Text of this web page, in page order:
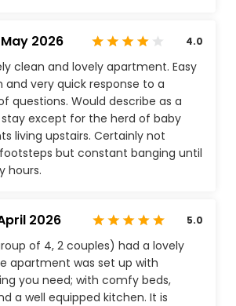
May 2026 4.0
clean and lovely apartment. Easy
and very quick response to a
questions. Would describe as a
except for the herd of baby
living upstairs. Certainly not
but constant banging until
hours.
2026 5.0
of 4, 2 couples) had a lovely
apartment was set up with
you need; with comfy beds,
a well equipped kitchen. It is